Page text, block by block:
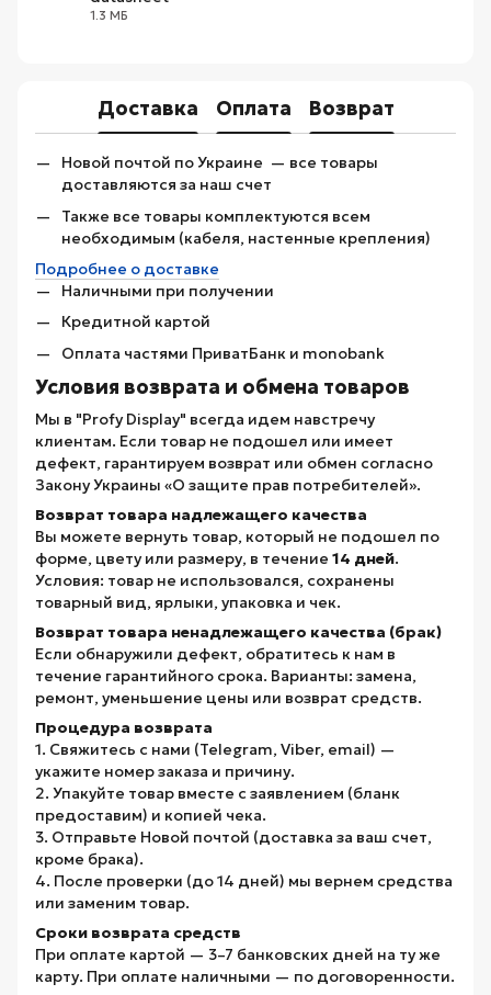
1.3 МБ
Доставка Оплата Возврат
Новой почтой по Украине — все товары
доставляются за наш счет
Также все товары комплектуются всем
необходимым (кабеля, настенные крепления)
Подробнее о доставке
Наличными при получении
Кредитной картой
Оплата частями ПриватБанк и monobank
Условия возврата и обмена товаров
Мы в "Profy Display" всегда идем навстречу
клиентам. Если товар не подошел или имеет
дефект, гарантируем возврат или обмен согласно
Закону Украины «О защите прав потребителей».
Возврат товара надлежащего качества
Вы можете вернуть товар, который не подошел по
форме, цвету или размеру, в течение 14 дней.
Условия: товар не использовался, сохранены
товарный вид, ярлыки, упаковка и чек.
Возврат товара ненадлежащего качества (брак)
Если обнаружили дефект, обратитесь к нам в
течение гарантийного срока. Варианты: замена,
ремонт, уменьшение цены или возврат средств.
Процедура возврата
1. Свяжитесь с нами (Telegram, Viber, email) —
укажите номер заказа и причину.
2. Упакуйте товар вместе с заявлением (бланк
предоставим) и копией чека.
3. Отправьте Новой почтой (доставка за ваш счет,
кроме брака).
4. После проверки (до 14 дней) мы вернем средства
или заменим товар.
Сроки возврата средств
При оплате картой — 3–7 банковских дней на ту же
карту. При оплате наличными — по договоренности.